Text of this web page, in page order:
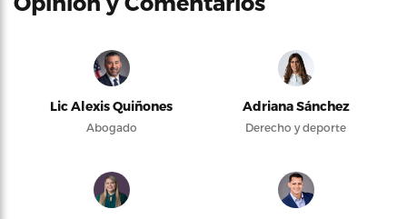
Lic Alexis Quiñones
Abogado
Adriana Sánchez
Derecho y deporte